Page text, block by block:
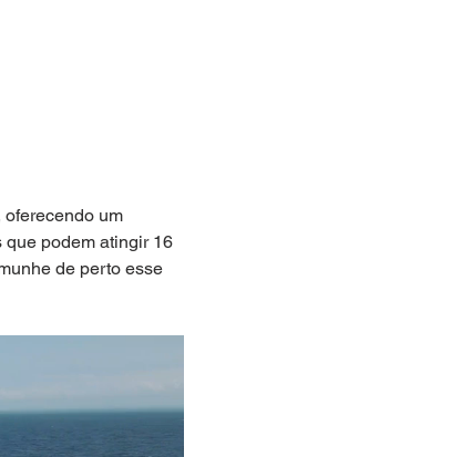
um
podem atingir 16
de perto esse